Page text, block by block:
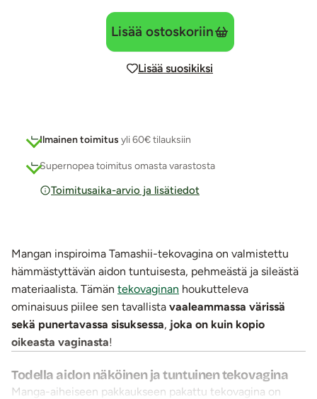
Lisää ostoskoriin
Lisää suosikiksi
Ilmainen toimitus yli 60€ tilauksiin
Supernopea toimitus omasta varastosta
Toimitusaika-arvio ja lisätiedot
Mangan inspiroima Tamashii-tekovagina on valmistettu
hämmästyttävän aidon tuntuisesta, pehmeästä ja sileästä
materiaalista. Tämän tekovaginan houkutteleva
ominaisuus piilee sen tavallista vaaleammassa värissä
sekä punertavassa sisuksessa, joka on kuin kopio
oikeasta vaginasta!
Todella aidon näköinen ja tuntuinen tekovagina
Manga-aiheiseen pakkaukseen pakattu tekovagina on